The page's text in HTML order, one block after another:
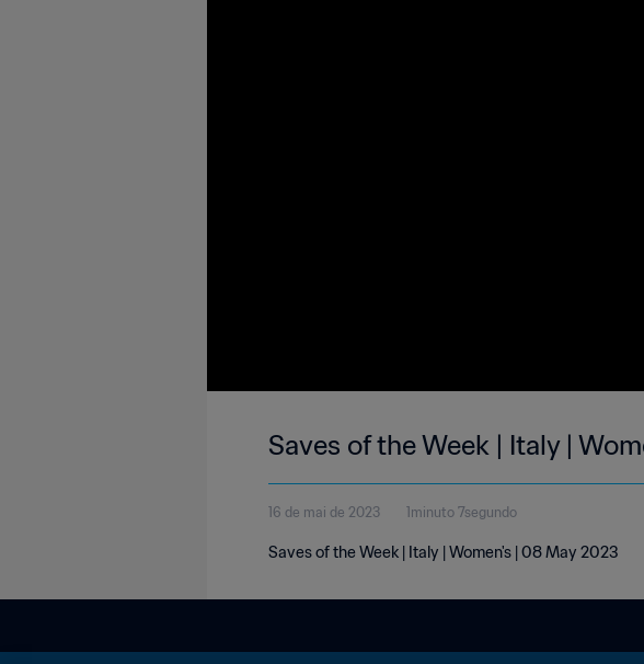
Saves of the Week | Italy |
16 de mai de 2023 1minuto 7segundo
Saves of the Week | Italy | Women's | 08 May 2023